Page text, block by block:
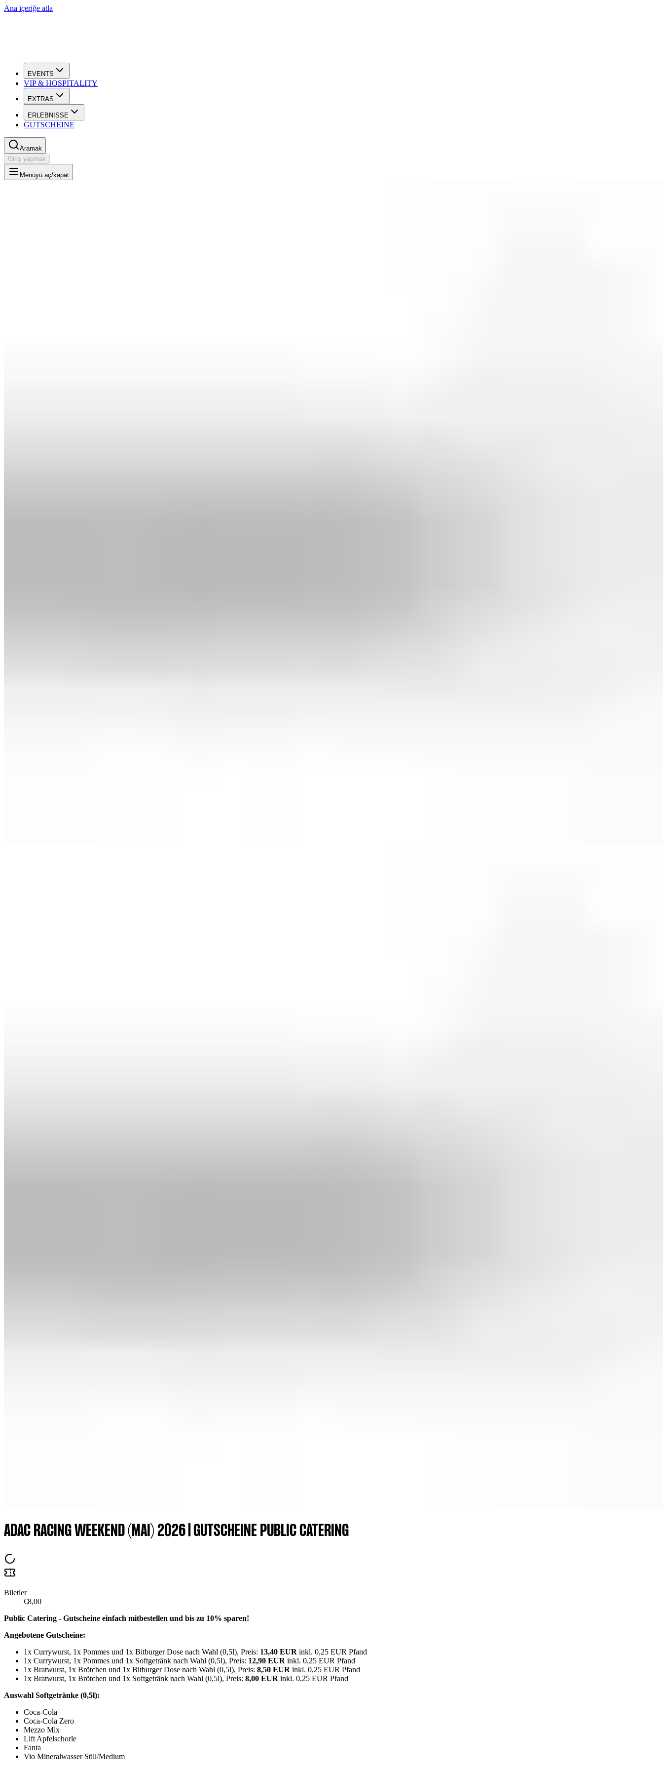
Ana içeriğe atla
EVENTS
VIP & HOSPITALITY
EXTRAS
ERLEBNISSE
GUTSCHEINE
Aramak
Giriş yapmak
Menüyü aç/kapat
ADAC RACING WEEKEND (MAI) 2026 | GUTSCHEINE PUBLIC CATERING
Biletler
€8,00
Public Catering - Gutscheine einfach mitbestellen und bis zu 10% sparen!
Angebotene Gutscheine:
1x Currywurst, 1x Pommes und 1x Bitburger Dose nach Wahl (0,5l), Preis: 13,40 EUR inkl. 0,25 EUR Pfand
1x Currywurst, 1x Pommes und 1x Softgetränk nach Wahl (0,5l), Preis: 12,90 EUR inkl. 0,25 EUR Pfand
1x Bratwurst, 1x Brötchen und 1x Bitburger Dose nach Wahl (0,5l), Preis: 8,50 EUR inkl. 0,25 EUR Pfand
1x Bratwurst, 1x Brötchen und 1x Softgetränk nach Wahl (0,5l), Preis: 8,00 EUR inkl. 0,25 EUR Pfand
Auswahl Softgetränke (0,5l):
Coca-Cola
Coca-Cola Zero
Mezzo Mix
Lift Apfelschorle
Fanta
Vio Mineralwasser Still/Medium